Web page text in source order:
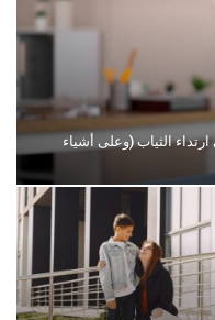
الثياب (وعلى أشياء